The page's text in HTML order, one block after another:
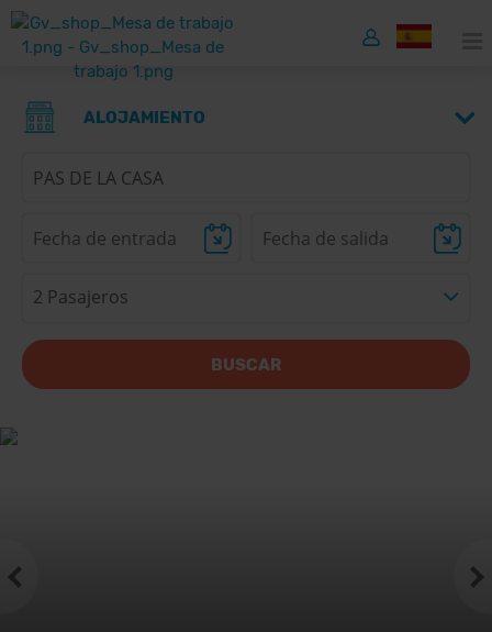
ALOJAMIENTO
2 Pasajeros
BUSCAR